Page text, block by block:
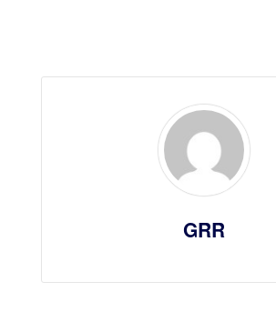
GRR